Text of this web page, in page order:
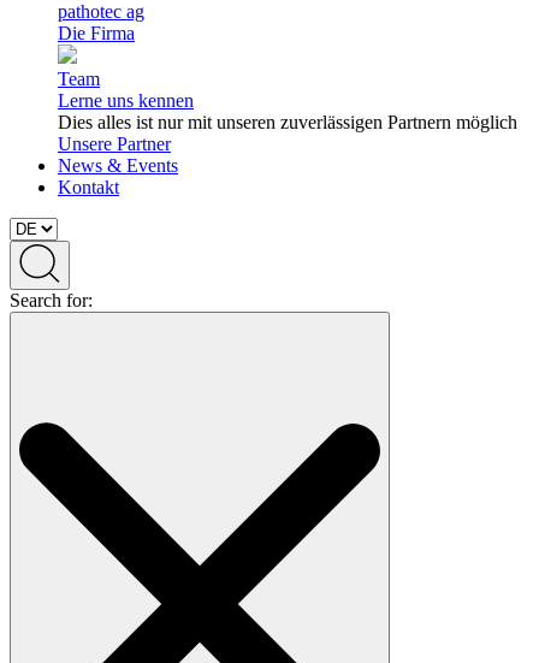
pathotec ag
Die Firma
Team
Lerne uns kennen
Dies alles ist nur mit unseren zuverlässigen Partnern möglich
Unsere Partner
News & Events
Kontakt
Search for: